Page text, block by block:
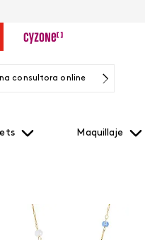
consultora online
Maquillaje